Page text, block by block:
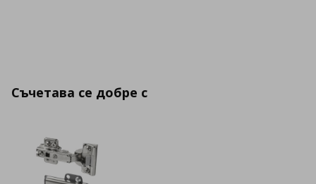
Съчетава се добре с